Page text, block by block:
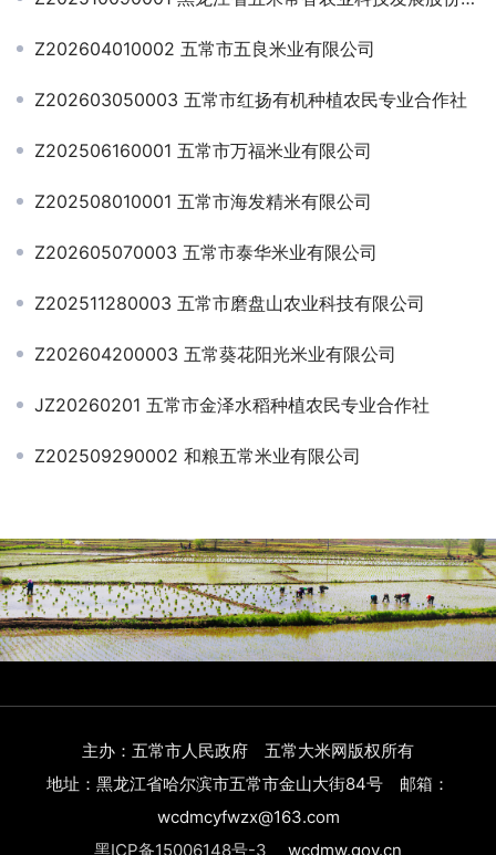
Z202604010002 五常市五良米业有限公司
Z202603050003 五常市红扬有机种植农民专业合作社
Z202506160001 五常市万福米业有限公司
Z202508010001 五常市海发精米有限公司
Z202605070003 五常市泰华米业有限公司
Z202511280003 五常市磨盘山农业科技有限公司
Z202604200003 五常葵花阳光米业有限公司
JZ20260201 五常市金泽水稻种植农民专业合作社
Z202509290002 和粮五常米业有限公司
主办：五常市人民政府 五常大米网版权所有
地址：黑龙江省哈尔滨市五常市金山大街84号 邮箱：
wcdmcyfwzx@163.com
黑ICP备15006148号-3 wcdmw.gov.cn